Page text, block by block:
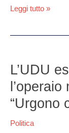
Leggi tutto »
L’UDU
l’operaio
“Urgono
Politica
esprime
solidarietà
per
l’operaio
morto
ad